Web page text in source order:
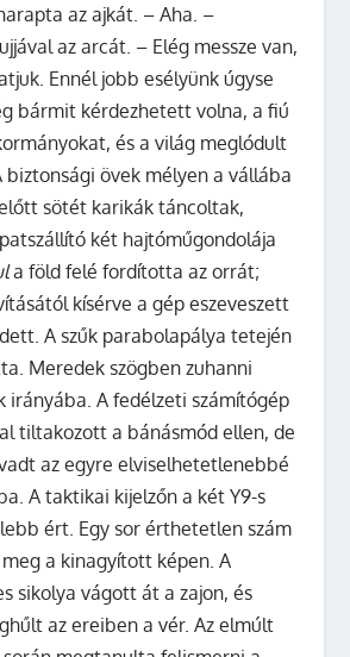
az ajkát. – Aha. –
az arcát. – Elég messze van,
Ennél jobb esélyünk úgyse
bármit kérdezhetett volna, a fiú
és a világ meglódult
övek mélyen a vállába
sötét karikák táncoltak,
két hajtóműgondolája
a föld felé fordította az orrát;
kísérve a gép eszeveszett
A szűk parabolapálya tetején
Meredek szögben zuhanni
irányába. A fedélzeti számítógép
tiltakozott a bánásmód ellen, de
az egyre elviselhetetlenebbé
A taktikai kijelzőn a két Y9-s
ért. Egy sor érthetetlen szám
a kinagyított képen. A
sikolya vágott át a zajon, és
az ereiben a vér. Az elmúlt